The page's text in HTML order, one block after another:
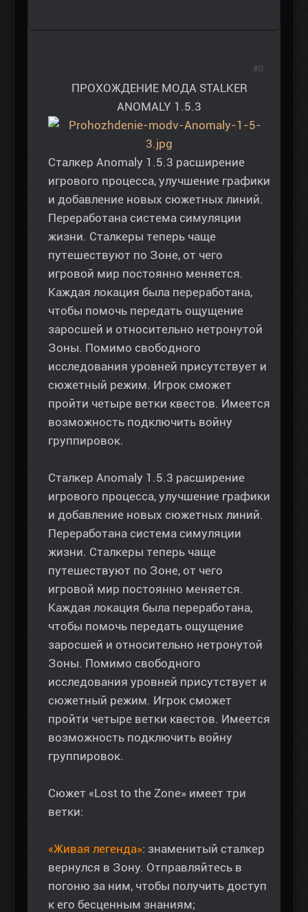
ПРОХОЖДЕНИЕ МОДА STALKER
ANOMALY 1.5.3
Сталкер Anomaly 1.5.3 расширение
игрового процесса, улучшение графики
и добавление новых сюжетных линий.
Переработана система симуляции
жизни. Сталкеры теперь чаще
путешествуют по Зоне, от чего
игровой мир постоянно меняется.
Каждая локация была переработана,
чтобы помочь передать ощущение
заросшей и относительно нетронутой
Зоны. Помимо свободного
исследования уровней присутствует и
сюжетный режим. Игрок сможет
пройти четыре ветки квестов. Имеется
возможность подключить войну
группировок.
Сталкер Anomaly 1.5.3 расширение
игрового процесса, улучшение графики
и добавление новых сюжетных линий.
Переработана система симуляции
жизни. Сталкеры теперь чаще
путешествуют по Зоне, от чего
игровой мир постоянно меняется.
Каждая локация была переработана,
чтобы помочь передать ощущение
заросшей и относительно нетронутой
Зоны. Помимо свободного
исследования уровней присутствует и
сюжетный режим. Игрок сможет
пройти четыре ветки квестов. Имеется
возможность подключить войну
группировок.
Сюжет «Lost to the Zone» имеет три
ветки:
«Живая легенда»: знаменитый сталкер
вернулся в Зону. Отправляйтесь в
погоню за ним, чтобы получить доступ
к его бесценным знаниям;
#0